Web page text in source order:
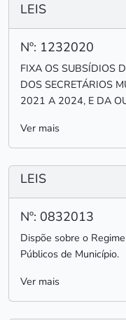
LEIS
Nº: 1232020
FIXA OS SUBSÍDIOS
DOS SECRETÁRIOS
2021 A 2024, E DA
Ver mais
LEIS
Nº: 0832013
Dispõe sobre o
Públicos de Município.
Ver mais